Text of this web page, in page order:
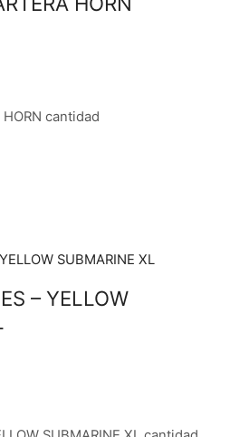
HORN cantidad
– YELLOW